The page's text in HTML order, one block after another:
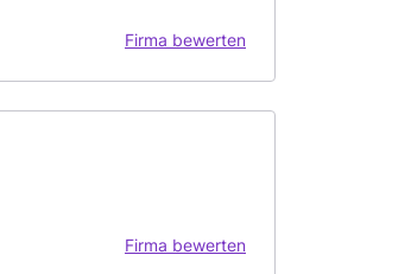
Firma bewerten
Firma bewerten